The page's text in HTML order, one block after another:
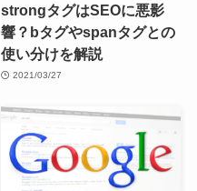
strongタグはSEOに悪影
響？bタグやspanタグとの
使い分けを解説
2021/03/27